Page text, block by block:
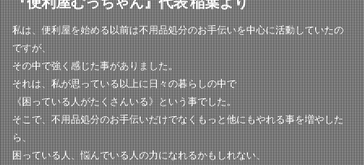
私は、便利屋を始める以前は不用品処分のお手伝いを中心に活動していたの
ですが、
その中で強く感じた事がありました。
それは、私が思っている以上に日々の暮らしの中で
《困っている人がたくさんいる》という事でした。
そこで、不用品処分のお手伝いだけでなくもっと他にもやれる事を増やした
ら、
困っている人、悩んでいる人の力になれるかもしれない、